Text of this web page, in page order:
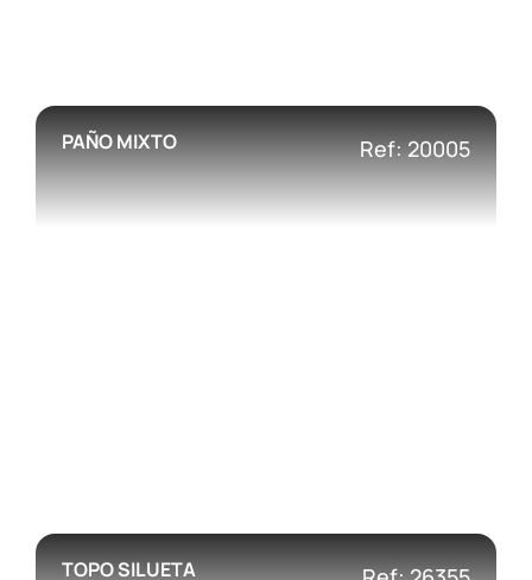
PAÑO MIXTO Ref: 20005
TOPO SILUETA